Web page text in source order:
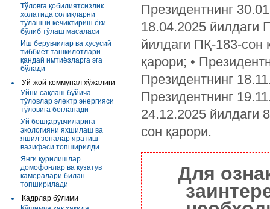
Тўловга қобилиятсизлик
ҳолатида солиқларни
тўлашни кечиктириш ёки
бўлиб тўлаш масаласи
Иш берувчилар ва хусусий
тиббиёт ташкилотлари
қандай имтиёзларга эга
бўлади
Уй-жой-коммунал хўжалиги
Уйни сақлаш бўйича
тўловлар электр энергияси
тўловига боғланади
Уй бошқарувчиларига
экологияни яхшилаш ва
яшил зоналар яратиш
вазифаси топширилди
Янги қурилишлар
домофонлар ва кузатув
камералари билан
топширилади
Кадрлар бўлими
Президентнинг
18.04.2025 йилдаги
йилдаги ПҚ-183-сон
қарори; •
Президентнинг
Президентнинг
24.12.2025 йилдаги
сон қарори.
Для